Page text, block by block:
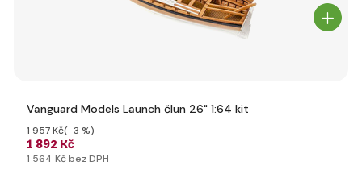
Vanguard Models Launch člun 26" 1:64 kit
1 892 Kč
1 957 Kč(-3 %)
1 564 Kč bez DPH